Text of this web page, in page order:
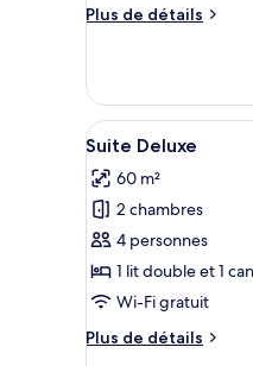
chambre :
Double
ou
avec
lits
jumeaux
Plus de détails
Plus
le
type
de
Chambre
Standard
Double
ou
avec
lits
jumeaux
Afficher
toutes
les
photos
pour
ce
type
chambre :
7
Suite Deluxe
60 m²
2 chambres
4 personnes
1 lit double et 1
Wi-Fi gratuit
Plus de détails
Plus